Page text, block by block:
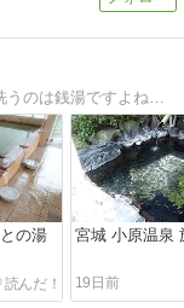
温泉はこころを洗い流すところ （身体を洗うのは銭湯ですよね。）こころを穏やかにするために巡った全国各地の温泉、町並み、風景を紹介します。
の湯 宮城 小原温泉
19日前